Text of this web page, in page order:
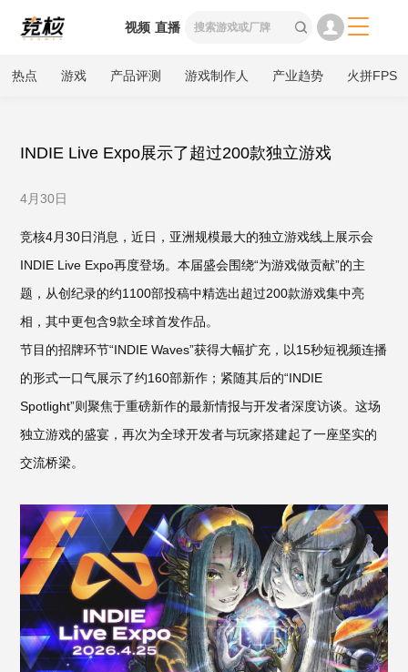
视频 直播  
热点 游戏 产品评测 游戏制作人 产业趋势 火拼FPS
INDIE Live Expo展示了超过200款独立游戏
4月30日
竞核4月30日消息，近日，亚洲规模最大的独立游戏线上展示会
INDIE Live Expo再度登场。本届盛会围绕“为游戏做贡献”的主
题，从创纪录的约1100部投稿中精选出超过200款游戏集中亮
相，其中更包含9款全球首发作品。
节目的招牌环节“INDIE Waves”获得大幅扩充，以15秒短视频连播
的形式一口气展示了约160部新作；紧随其后的“INDIE
Spotlight”则聚焦于重磅新作的最新情报与开发者深度访谈。这场
独立游戏的盛宴，再次为全球开发者与玩家搭建起了一座坚实的
交流桥梁。